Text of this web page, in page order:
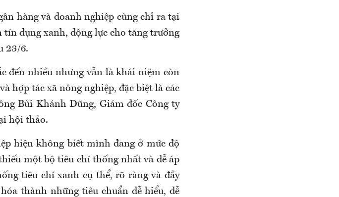
hàng và doanh nghiệp cùng chỉ ra tại
dụng xanh, động lực cho tăng trưởng
23/6.
đến nhiều nhưng vẫn là khái niệm còn
hợp tác xã nông nghiệp, đặc biệt là các
Bùi Khánh Dũng, Giám đốc Công ty
hội thảo.
hiện không biết mình đang ở mức độ
một bộ tiêu chí thống nhất và dễ áp
tiêu chí xanh cụ thể, rõ ràng và đầy
thành những tiêu chuẩn dễ hiểu, dễ